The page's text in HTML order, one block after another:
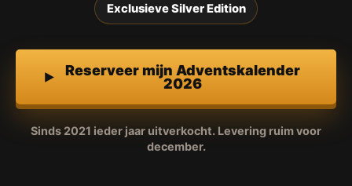
Exclusieve Silver Edition
Reserveer mijn Adventskalender
2026
Sinds 2021 ieder jaar uitverkocht. Levering ruim voor
december.